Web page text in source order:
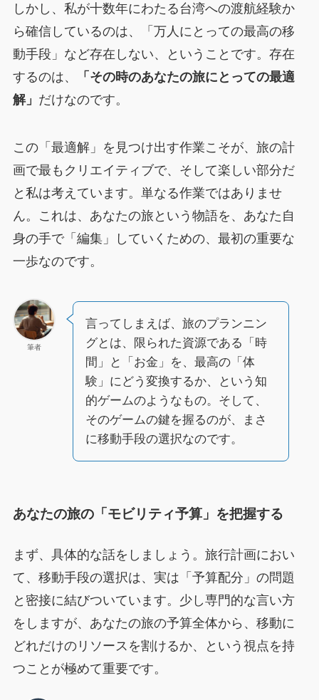
しかし、私が十数年にわたる台湾への渡航経験か
ら確信しているのは、「万人にとっての最高の移
動手段」など存在しない、ということです。存在
するのは、
「その時のあなたの旅にとっての最適
解」 だけなのです。
この「最適解」を見つけ出す作業こそが、旅の計
画で最もクリエイティブで、そして楽しい部分だ
と私は考えています。単なる作業ではありませ
ん。これは、あなたの旅という物語を、あなた自
身の手で「編集」していくための、最初の重要な
一歩なのです。
筆者
言ってしまえば、旅のプランニン
グとは、限られた資源である「時
間」と「お金」を、最高の「体
験」にどう変換するか、という知
的ゲームのようなもの。そして、
そのゲームの鍵を握るのが、まさ
に移動手段の選択なのです。
あなたの旅の「モビリティ予算」を把握する
まず、具体的な話をしましょう。旅行計画におい
て、移動手段の選択は、実は「予算配分」の問題
と密接に結びついています。少し専門的な言い方
をしますが、あなたの旅の予算全体から、移動に
どれだけのリソースを割けるか、という視点を持
つことが極めて重要です。